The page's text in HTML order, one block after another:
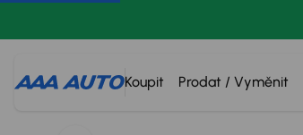
Koupit Prodat / Vyměnit
Hledáte: